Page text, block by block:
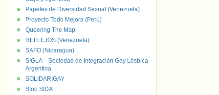
Papeles de Diversidad Sexual (Venezuela)
Proyecto Todo Mejora (Perú)
Queering The Map
REFLEJOS (Venezuela)
SAFO (Nicaragua)
SIGLA – Sociedad de Integración Gay Lésbica
Argentina
SOLIDARIGAY
Stop SIDA